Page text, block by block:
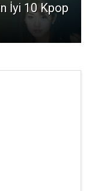
İyi 10 Kpop